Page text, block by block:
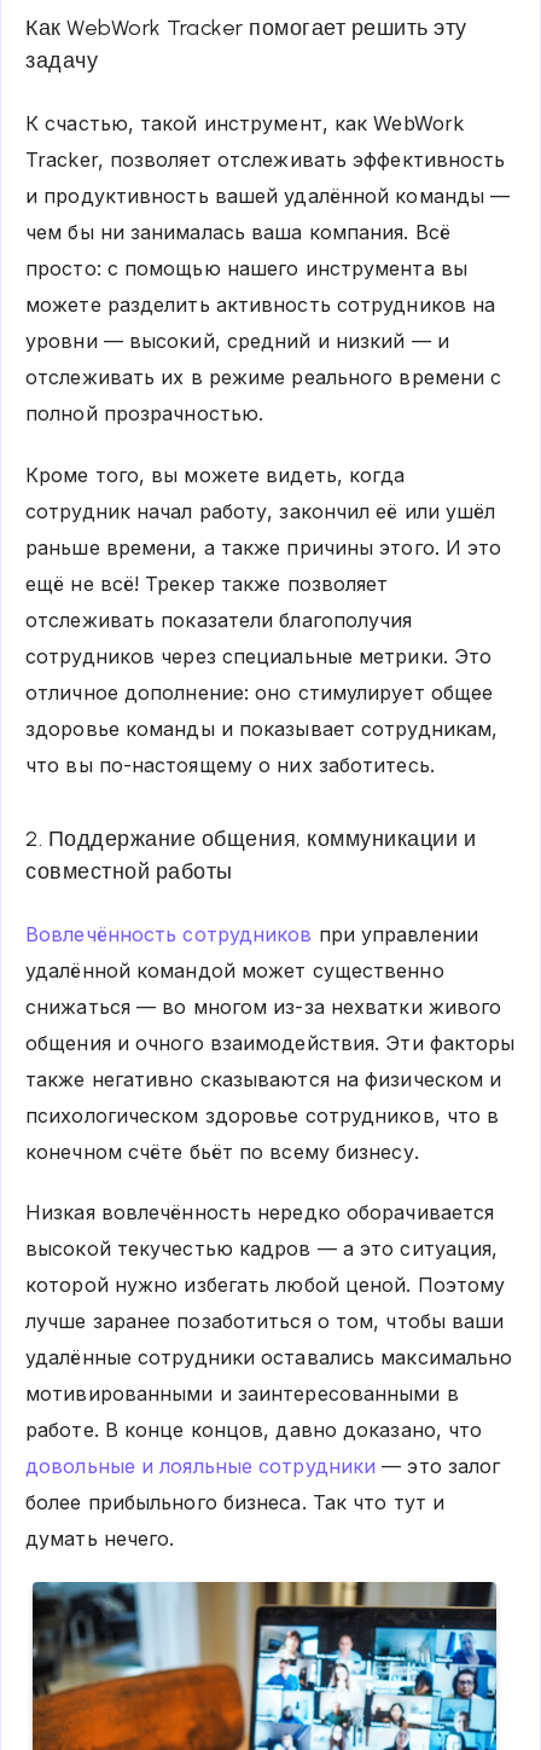
Как WebWork Tracker помогает решить эту
задачу
К счастью, такой инструмент, как WebWork
Tracker, позволяет отслеживать эффективность
и продуктивность вашей удалённой команды —
чем бы ни занималась ваша компания. Всё
просто: с помощью нашего инструмента вы
можете разделить активность сотрудников на
уровни — высокий, средний и низкий — и
отслеживать их в режиме реального времени с
полной прозрачностью.
Кроме того, вы можете видеть, когда
сотрудник начал работу, закончил её или ушёл
раньше времени, а также причины этого. И это
ещё не всё! Трекер также позволяет
отслеживать показатели благополучия
сотрудников через специальные метрики. Это
отличное дополнение: оно стимулирует общее
здоровье команды и показывает сотрудникам,
что вы по-настоящему о них заботитесь.
2. Поддержание общения, коммуникации и
совместной работы
Вовлечённость сотрудников при управлении
удалённой командой может существенно
снижаться — во многом из-за нехватки живого
общения и очного взаимодействия. Эти факторы
также негативно сказываются на физическом и
психологическом здоровье сотрудников, что в
конечном счёте бьёт по всему бизнесу.
Низкая вовлечённость нередко оборачивается
высокой текучестью кадров — а это ситуация,
которой нужно избегать любой ценой. Поэтому
лучше заранее позаботиться о том, чтобы ваши
удалённые сотрудники оставались максимально
мотивированными и заинтересованными в
работе. В конце концов, давно доказано, что
довольные и лояльные сотрудники — это залог
более прибыльного бизнеса. Так что тут и
думать нечего.